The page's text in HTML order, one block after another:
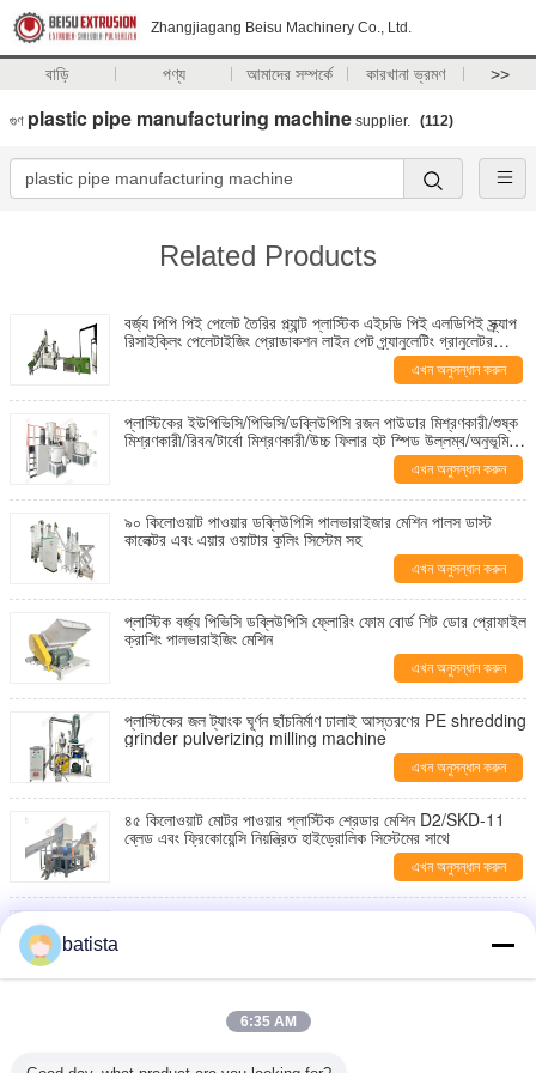
Zhangjiagang Beisu Machinery Co., Ltd.
বাড়ি পণ্য আমাদের সম্পর্কে কারখানা ভ্রমণ >>
গুণ plastic pipe manufacturing machine supplier. (112)
Related Products
বর্জ্য পিপি পিই পেলেট তৈরির প্ল্যান্ট প্লাস্টিক এইচডি পিই এলডিপিই স্ক্র্যাপ
রিসাইক্লিং পেলেটাইজিং প্রোডাকশন লাইন পেট গ্র্যানুলেটিং গ্রানুলেটর
এখন অনুসন্ধান করুন
প্লাস্টিকের ইউপিভিসি/পিভিসি/ডব্লিউপিসি রজন পাউডার মিশ্রণকারী/শুষ্ক
মিশ্রণকারী/রিবন/টার্বো মিশ্রণকারী/উচ্চ ফিলার হট স্পিড উল্লম্ব/অনুভূমিক
এখন অনুসন্ধান করুন
৯০ কিলোওয়াট পাওয়ার ডব্লিউপিসি পালভারাইজার মেশিন পালস ডাস্ট
কালেক্টর এবং এয়ার ওয়াটার কুলিং সিস্টেম সহ
এখন অনুসন্ধান করুন
প্লাস্টিক বর্জ্য পিভিসি ডব্লিউপিসি ফ্লোরিং ফোম বোর্ড শিট ডোর প্রোফাইল
ক্রাশিং পালভারাইজিং মেশিন
এখন অনুসন্ধান করুন
প্লাস্টিকের জল ট্যাংক ঘূর্ণন ছাঁচনির্মাণ ঢালাই আস্তরণের PE shredding
grinder pulverizing milling machine
এখন অনুসন্ধান করুন
৪৫ কিলোওয়াট মোটর পাওয়ার প্লাস্টিক শ্রেডার মেশিন D2/SKD-11
ব্লেড এবং ফ্রিকোয়েন্সি নিয়ন্ত্রিত হাইড্রোলিক সিস্টেমের সাথে
এখন অনুসন্ধান করুন
1000 কেজি/ঘণ্টা প্লাস্টিক গ্রাইন্ডিংয়ের জন্য ডুয়াল কুলিং সিস্টেম সহ
3 কিলোওয়াট মোটর পাওয়ার সহ ডুয়াল ফাংশন শুকানো এবং প্লাস্টিক গ্রানুল
মেশানোর জন্য 304 স্টেইনলেস স্টিল উল্লম্ব ড্রাইং মিক্সার
batista
6:35 AM